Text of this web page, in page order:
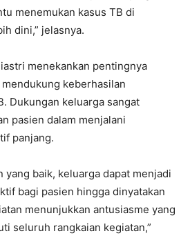
menemukan kasus TB di
dini,” jelasnya.
menekankan pentingnya
keberhasilan
Dukungan keluarga sangat
pasien dalam menjalani
panjang.
yang baik, keluarga dapat menjadi
bagi pasien hingga dinyatakan
menunjukkan antusiasme yang
seluruh rangkaian kegiatan,”